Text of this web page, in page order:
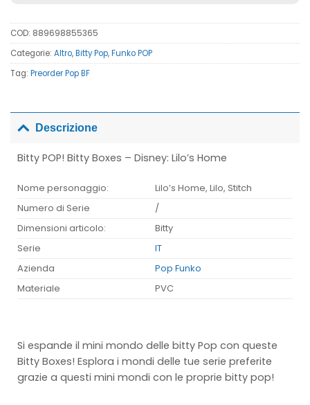
COD: 889698855365
Categorie: Altro,Bitty Pop,Funko POP
Tag: Preorder Pop BF
Descrizione
Bitty POP! Bitty Boxes – Disney: Lilo’s Home
Nome personaggio:
Lilo’s Home, Lilo, Stitch
Numero di Serie
/
Dimensioni articolo:
Bitty
Serie
IT
Azienda
Pop Funko
Materiale
PVC
Si espande il mini mondo delle bitty Pop con queste
Bitty Boxes! Esplora i mondi delle tue serie preferite
grazie a questi mini mondi con le proprie bitty pop!